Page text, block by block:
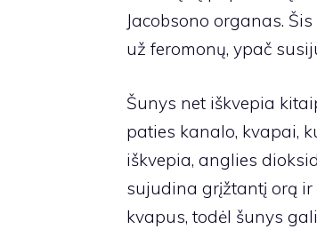
Jacobsono organas.
už feromonų, ypač
Šunys net iškvepia
paties kanalo, kvapai,
iškvepia, anglies
sujudina grįžtantį orą
kvapus, todėl šunys